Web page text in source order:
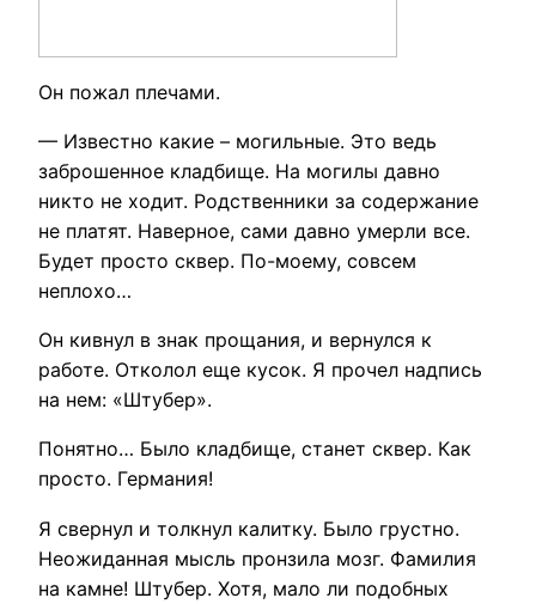
Он пожал плечами.
— Известно какие – могильные. Это ведь
заброшенное кладбище. На могилы давно
никто не ходит. Родственники за содержание
не платят. Наверное, сами давно умерли все.
Будет просто сквер. По-моему, совсем
неплохо…
Он кивнул в знак прощания, и вернулся к
работе. Отколол еще кусок. Я прочел надпись
на нем: «Штубер».
Понятно… Было кладбище, станет сквер. Как
просто. Германия!
Я свернул и толкнул калитку. Было грустно.
Неожиданная мысль пронзила мозг. Фамилия
на камне! Штубер. Хотя, мало ли подобных